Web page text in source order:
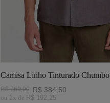
Camisa Linho Tinturado Chumbo
R$ 769,00 R$ 384 50
ou 2x de R$ 192 25